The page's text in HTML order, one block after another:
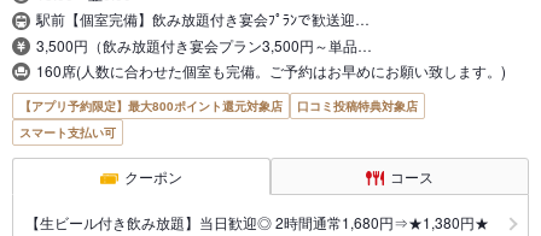
駅前【個室完備】飲み放題付き宴会ﾌﾟﾗﾝで歓送迎…
3,500円（飲み放題付き宴会プラン3,500円～単品…
160席(人数に合わせた個室も完備。ご予約はお早めにお願い致します。)
【アプリ予約限定】最大800ポイント還元対象店
口コミ投稿特典対象店
スマート支払い可
クーポン コース
【生ビール付き飲み放題】当日歓迎◎ 2時間通常1,680円⇒★1,380円★